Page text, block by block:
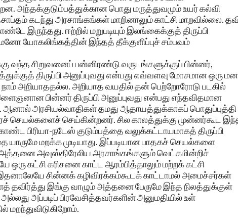
அந்தக்குடும்பத்துக்கான பொது மருத்துவமும் உயர் கல்வி
கடந்து அரசாங்கங்கள் மாறினாலும் காட்சி மாறவில்லை.
இருந்தது. ஈற்றில் மறுபடியும் இலங்கைக்குத் திருப்பி
யோகலிங்கத்தின் இந்தத் தீக்குளிப்புச் சம்பவம்
வந்த சிறுவனைப் பன்னிரண்டு வருடங்களுக்குப் பின்னர்,
திருப்பி அனுப்புவது என்பது எவ்வளவு மோசமான ஒரு மன
அறியாததல்ல. அறியாத வயதில் தன் பெற்றோரோடு படகில்
பின்னர் திருப்பி அனுப்புவது என்பது எந்தவிதமான
ஆனால் அரசியல்வாதிகள் தமது ஆதாயத்துக்காகப் பொதுப்புத்தி
செயல்களைச் செய்கின்றனர். சில காலத்துக்கு முன்னர்கூட
பிரியா-நடேஸ் குடும்பத்தை வலுக்கட்டாயமாகத் திருப்பி
மறக்க முடியாது. இப்படியான பாதகச் செயல்களை
அத்தனை அவுஸ்திரேலிய அரசாங்கங்களும் வெட்கமின்றிச்
ஒரு கட்சி கரிசனை காட்ட ஆரம்பித்தாலும் மற்றக் கட்சி
இதனாலேயே சின்னக் கழிவிரக்கம்கூடக் காட்டாமல் அமைச்சர்கள்
தவிர்த்து இங்கு வாழும் அத்தனை பேருமே இந்த நிலத்துக்குள்
அப்படிப் பிரவேசித்தவர்களின் அனுமதியில் உள்
மறந்துவிடுகிறோம்.